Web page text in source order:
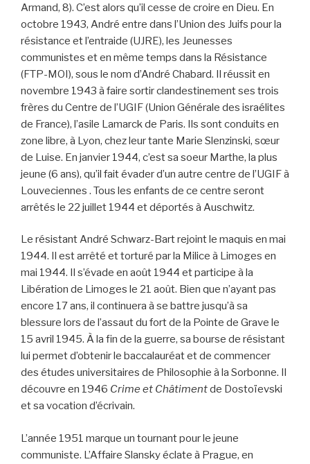
Armand, 8). C’est alors qu’il cesse de croire en Dieu. En
octobre 1943, André entre dans l’Union des Juifs pour la
résistance et l’entraide (UJRE), les Jeunesses
communistes et en même temps dans la Résistance
(FTP-MOI), sous le nom d’André Chabard. Il réussit en
novembre 1943 à faire sortir clandestinement ses trois
frères du Centre de l’UGIF (Union Générale des israélites
de France), l’asile Lamarck de Paris. Ils sont conduits en
zone libre, à Lyon, chez leur tante Marie Slenzinski, sœur
de Luise. En janvier 1944, c’est sa soeur Marthe, la plus
jeune (6 ans), qu’il fait évader d’un autre centre de l’UGIF à
Louveciennes . Tous les enfants de ce centre seront
arrêtés le 22 juillet 1944 et déportés à Auschwitz.
Le résistant André Schwarz-Bart rejoint le maquis en mai
1944. Il est arrêté et torturé par la Milice à Limoges en
mai 1944. Il s’évade en août 1944 et participe à la
Libération de Limoges le 21 août. Bien que n’ayant pas
encore 17 ans, il continuera à se battre jusqu’à sa
blessure lors de l’assaut du fort de la Pointe de Grave le
15 avril 1945. À la fin de la guerre, sa bourse de résistant
lui permet d’obtenir le baccalauréat et de commencer
des études universitaires de Philosophie à la Sorbonne. Il
découvre en 1946 Crime et Châtimentde Dostoïevski
et sa vocation d’écrivain.
L’année 1951 marque un tournant pour le jeune
communiste. L’Affaire Slansky éclate à Prague, en